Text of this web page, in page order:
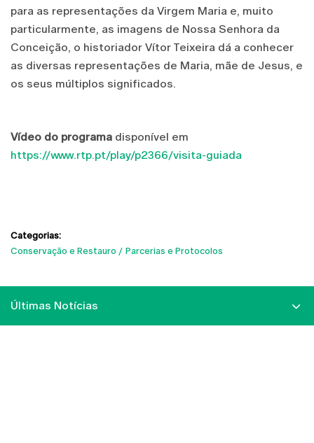
para as representações da Virgem Maria e, muito
particularmente, as imagens de Nossa Senhora da
Conceição, o historiador Vítor Teixeira dá a conhecer
as diversas representações de Maria, mãe de Jesus, e
os seus múltiplos significados.
Vídeo do programa disponível em
https://www.rtp.pt/play/p2366/visita-guiada
Categorias:
Conservação e Restauro
Parcerias e Protocolos
Últimas Notícias